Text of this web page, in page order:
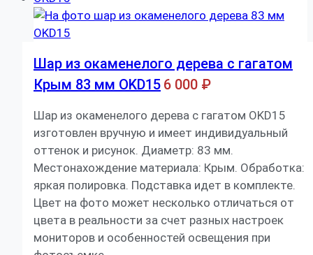
Шар из окаменелого дерева с гагатом
Крым 83 мм OKD15 6 000 ₽
Шар из окаменелого дерева с гагатом OKD15
изготовлен вручную и имеет индивидуальный
оттенок и рисунок. Диаметр: 83 мм.
Местонахождение материала: Крым. Обработка:
яркая полировка. Подставка идет в комплекте.
Цвет на фото может несколько отличаться от
цвета в реальности за счет разных настроек
мониторов и особенностей освещения при